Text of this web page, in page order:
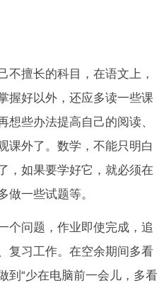
不擅长的科目，在语文上，
握好以外，还应多读一些课
想些办法提高自己的阅读、
课外了。数学，不能只明白
，如果要学好它，就必须在
做一些试题等。
个问题，作业即使完成，追
复习工作。在空余期间多看
到“少在电脑前一会儿，多看